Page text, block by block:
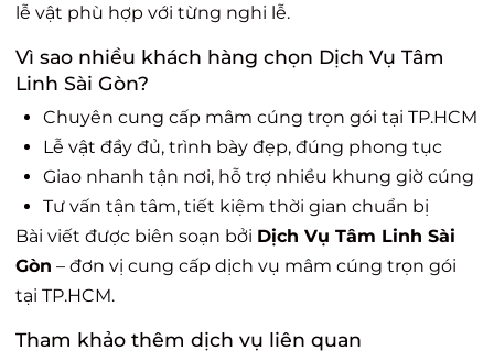
lễ vật phù hợp với từng nghi lễ.
Vì sao nhiều khách hàng chọn Dịch Vụ Tâm
Linh Sài Gòn?
Chuyên cung cấp mâm cúng trọn gói tại TP.HCM
Lễ vật đầy đủ, trình bày đẹp, đúng phong tục
Giao nhanh tận nơi, hỗ trợ nhiều khung giờ cúng
Tư vấn tận tâm, tiết kiệm thời gian chuẩn bị
Bài viết được biên soạn bởi Dịch Vụ Tâm Linh Sài
Gòn – đơn vị cung cấp dịch vụ mâm cúng trọn gói
tại TP.HCM.
Tham khảo thêm dịch vụ liên quan